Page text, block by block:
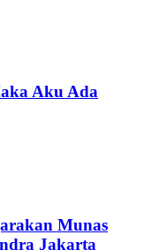
Aku Ada
Munas
Jakarta